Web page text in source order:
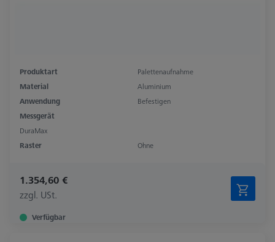
Produktart
Palettenaufnahme
Material
Aluminium
Anwendung
Befestigen
Messgerät
DuraMax
Raster
Ohne
1.354,60 €
zzgl. USt.
Verfügbar